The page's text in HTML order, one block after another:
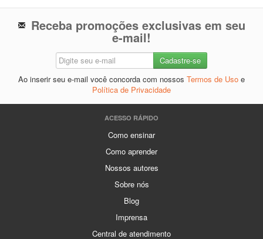
Receba promoções exclusivas em seu
e-mail!
Ao inserir seu e-mail você concorda com nossos Termos de Uso e
Política de Privacidade
ACESSO RÁPIDO
Como ensinar
Como aprender
Nossos autores
Sobre nós
Blog
Imprensa
Central de atendimento